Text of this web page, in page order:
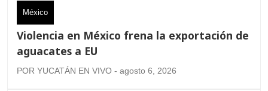
México
Violencia en México frena la exportación de
aguacates a EU
POR YUCATÁN EN VIVO - agosto 6, 2026